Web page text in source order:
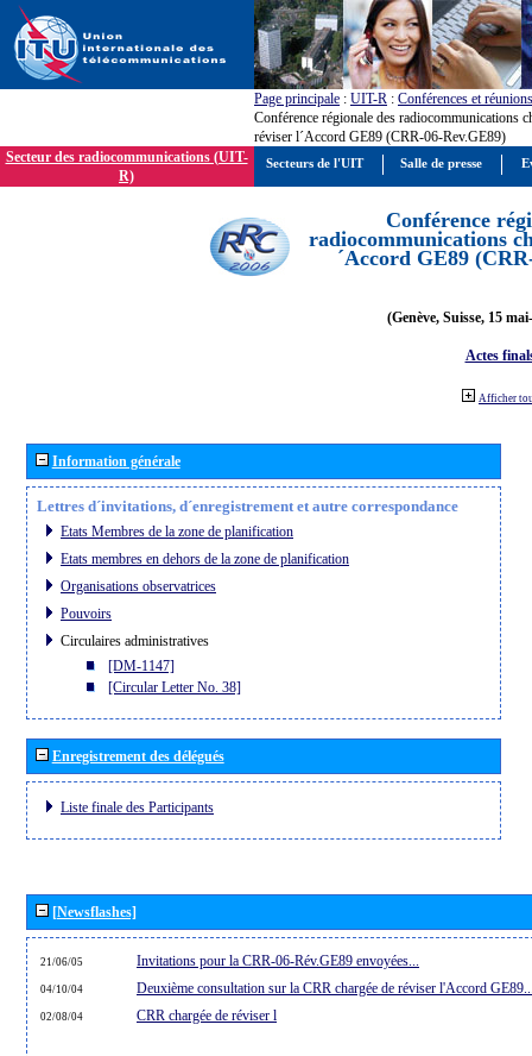
Page principale : UIT-R : Conférences et réunions
Conférence régionale des radiocommunications
réviser l´Accord GE89 (CRR-06-Rev.GE89)
Secteur des radiocommunications (UIT-
R)
Conférence
radiocommunications
´Accord GE89
(Genève, Suisse, 15
Actes
Afficher
Information générale
Lettres d´invitations, d´enregistrement et autre correspondance
Etats Membres de la zone de planification
Etats membres en dehors de la zone de planification
Organisations observatrices
Pouvoirs
Circulaires administratives
[DM-1147]
[Circular Letter No. 38]
Enregistrement des délégués
Liste finale des Participants
[Newsflashes]
21/06/05 Invitations pour la CRR-06-Rév.GE89 envoyées...
04/10/04 Deuxième consultation sur la CRR chargée de réviser l'Accord
02/08/04 CRR chargée de réviser l
Secteurs de l'UIT Salle de presse